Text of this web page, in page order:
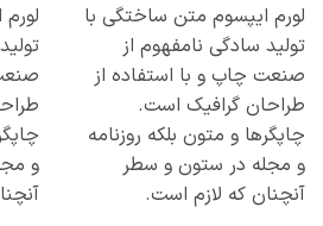
ایپسوم متن ساختگی با
سادگی نامفهوم از
چاپ و با استفاده از
گرافیک است.
و متون بلکه روزنامه
در ستون و سطر
که لازم است.
لورم
تولید
صنعت
و مجله
آنچنان